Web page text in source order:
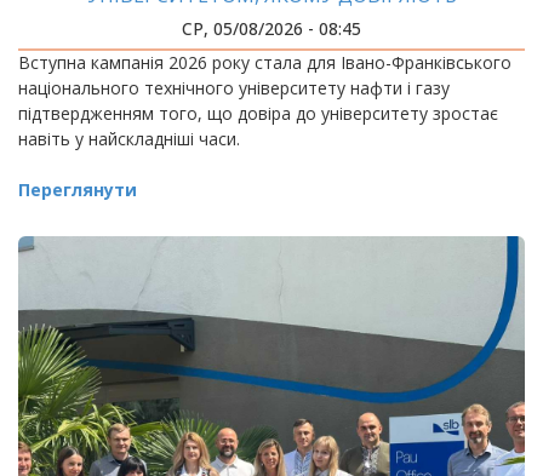
СР, 05/08/2026 - 08:45
Вступна кампанія 2026 року стала для Івано-Франківського
національного технічного університету нафти і газу
підтвердженням того, що довіра до університету зростає
навіть у найскладніші часи.
Переглянути